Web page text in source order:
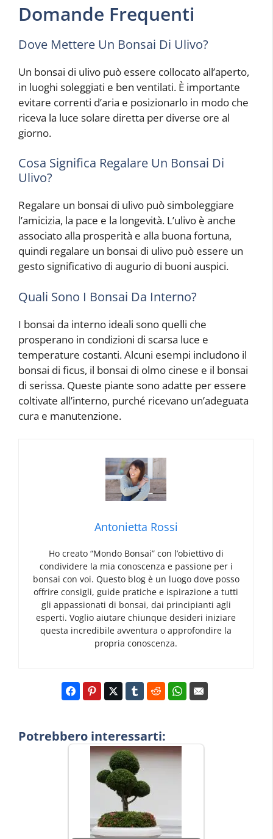
Domande Frequenti
Dove Mettere Un Bonsai Di Ulivo?
Un bonsai di ulivo può essere collocato all’aperto,
in luoghi soleggiati e ben ventilati. È importante
evitare correnti d’aria e posizionarlo in modo che
riceva la luce solare diretta per diverse ore al
giorno.
Cosa Significa Regalare Un Bonsai Di
Ulivo?
Regalare un bonsai di ulivo può simboleggiare
l’amicizia, la pace e la longevità. L’ulivo è anche
associato alla prosperità e alla buona fortuna,
quindi regalare un bonsai di ulivo può essere un
gesto significativo di augurio di buoni auspici.
Quali Sono I Bonsai Da Interno?
I bonsai da interno ideali sono quelli che
prosperano in condizioni di scarsa luce e
temperature costanti. Alcuni esempi includono il
bonsai di ficus, il bonsai di olmo cinese e il bonsai
di serissa. Queste piante sono adatte per essere
coltivate all’interno, purché ricevano un’adeguata
cura e manutenzione.
Antonietta Rossi
Ho creato “Mondo Bonsai” con l’obiettivo di
condividere la mia conoscenza e passione per i
bonsai con voi. Questo blog è un luogo dove posso
offrire consigli, guide pratiche e ispirazione a tutti
gli appassionati di bonsai, dai principianti agli
esperti. Voglio aiutare chiunque desideri iniziare
questa incredibile avventura o approfondire la
propria conoscenza.
Potrebbero interessarti: